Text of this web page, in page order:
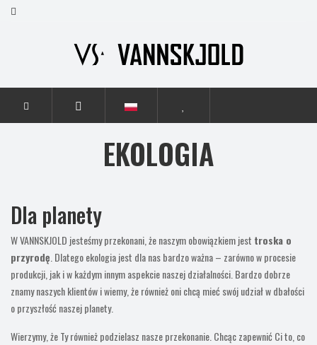
STRONA GŁÓWNA EKOLOGIA
EKOLOGIA
Dla planety
W VANNSKJOLD jesteśmy przekonani, że naszym obowiązkiem jest troska o
przyrodę . Dlatego ekologia jest dla nas bardzo ważna – zarówno w procesie
produkcji, jak i w każdym innym aspekcie naszej działalności. Bardzo dobrze
znamy naszych klientów i wiemy, że również oni chcą mieć swój udział w dbałości
o przyszłość naszej planety.
Wierzymy, że Ty również podzielasz nasze przekonanie. Chcąc zapewnić Ci to, co